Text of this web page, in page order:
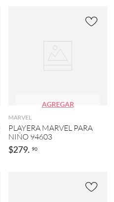
AGREGAR
MARVEL
PLAYERA MARVEL PARA
NIÑO 94603
$279. 90